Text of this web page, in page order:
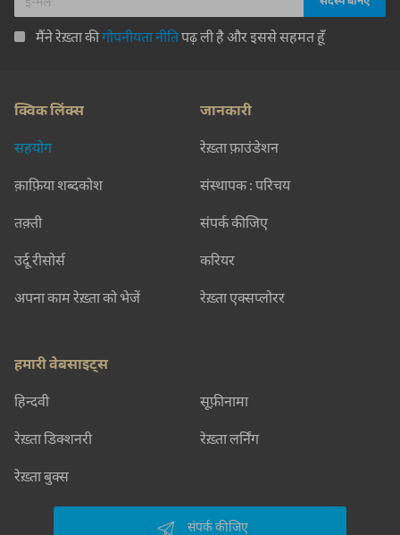
मैंने रेख़्ता कीगोपनीयता नीतिपढ़ ली है और इससे सहमत हूँ
क्विक लिंक्स
सहयोग
क़ाफ़िया शब्दकोश
तक़्ती
उर्दू रीसोर्स
अपना काम रेख़्ता को भेजें
जानकारी
रेख़्ता फ़ाउंडेशन
संस्थापक : परिचय
संपर्क कीजिए
करियर
रेख़्ता एक्सप्लोरर
हमारी वेबसाइट्स
हिन्दवी सूफ़ीनामा
रेख़्ता डिक्शनरी रेख़्ता लर्निंग
रेख़्ता बुक्स
संपर्क कीजिए